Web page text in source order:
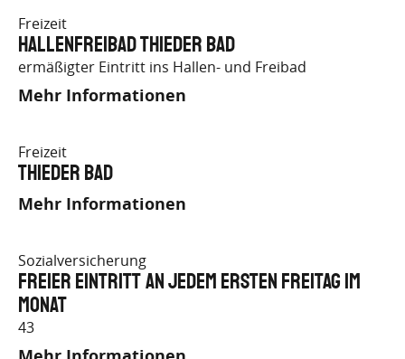
Freizeit
Hallenfreibad Thieder Bad
ermäßigter Eintritt ins Hallen- und Freibad
Mehr Informationen
Freizeit
Thieder Bad
Mehr Informationen
Sozialversicherung
freier Eintritt an jedem ersten Freitag im
Monat
43